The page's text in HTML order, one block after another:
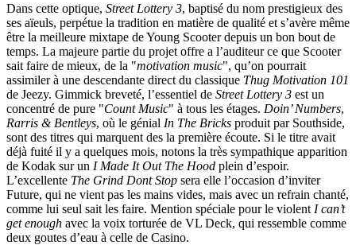
Dans cette optique, Street Lottery 3, baptisé du nom prestigieux des
ses aïeuls, perpétue la tradition en matière de qualité et s’avère même
être la meilleure mixtape de Young Scooter depuis un bon bout de
temps. La majeure partie du projet offre a l’auditeur ce que Scooter
sait faire de mieux, de la "motivation music", qu’on pourrait
assimiler à une descendante direct du classique Thug Motivation 101
de Jeezy. Gimmick breveté, l’essentiel de Street Lottery 3 est un
concentré de pure "Count Music" à tous les étages. Doin’ Numbers,
Rarris & Bentleys, où le génial In The Bricks produit par Southside,
sont des titres qui marquent des la première écoute. Si le titre avait
déjà fuité il y a quelques mois, notons la très sympathique apparition
de Kodak sur un I Made It Out The Hood plein d’espoir.
L’excellente The Grind Dont Stop sera elle l’occasion d’inviter
Future, qui ne vient pas les mains vides, mais avec un refrain chanté,
comme lui seul sait les faire. Mention spéciale pour le violent I can’t
get enough avec la voix torturée de VL Deck, qui ressemble comme
deux goutes d’eau à celle de Casino.